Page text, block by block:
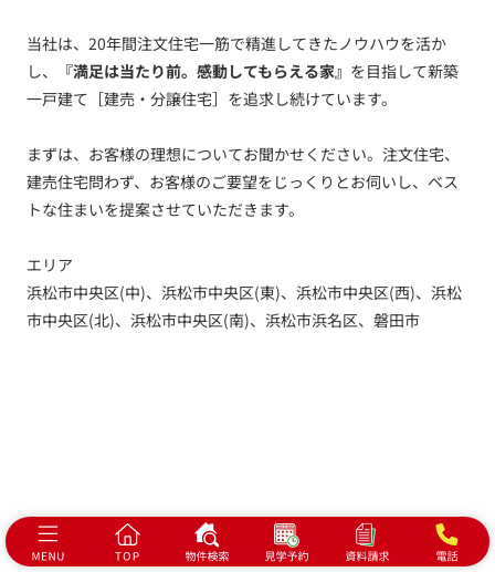
当社は、20年間注文住宅一筋で精進してきたノウハウを活か
し、
『満足は当たり前。感動してもらえる家』 を目指して新築
一戸建て［建売・分譲住宅］を追求し続けています。
まずは、お客様の理想についてお聞かせください。注文住宅、
建売住宅問わず、お客様のご要望をじっくりとお伺いし、ベス
トな住まいを提案させていただきます。
エリア
浜松市中央区(中)、浜松市中央区(東)、浜松市中央区(西)、浜松
市中央区(北)、浜松市中央区(南)、浜松市浜名区、磐田市
新着情報